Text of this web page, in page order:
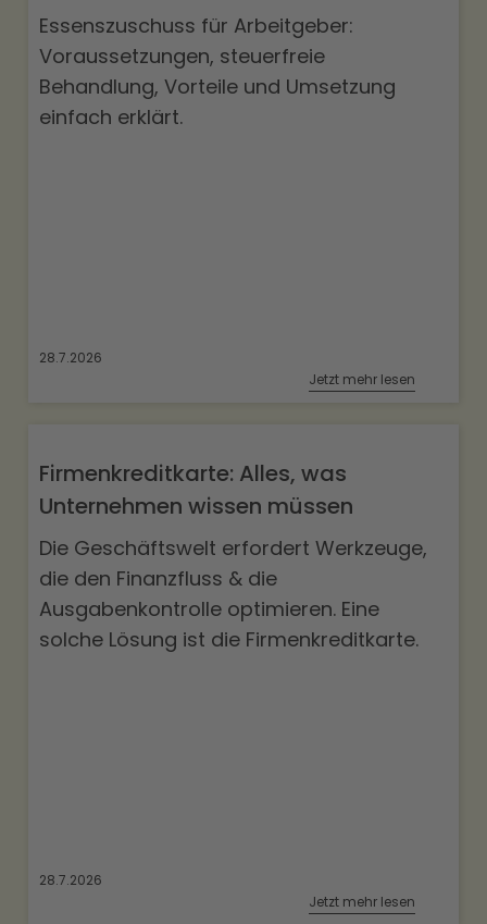
Essenszuschuss für Arbeitgeber:
Voraussetzungen, steuerfreie
Behandlung, Vorteile und Umsetzung
einfach erklärt.
28.7.2026
Jetzt mehr lesen
Firmenkreditkarte: Alles, was
Unternehmen wissen müssen
Die Geschäftswelt erfordert Werkzeuge,
die den Finanzfluss & die
Ausgabenkontrolle optimieren. Eine
solche Lösung ist die Firmenkreditkarte.
28.7.2026
Jetzt mehr lesen